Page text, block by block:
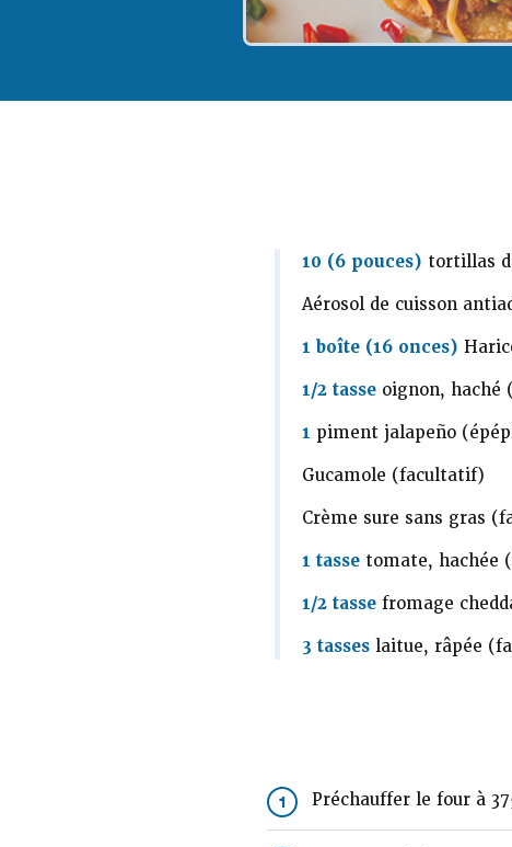
10 (6 pouces) tortillas
Aérosol de cuisson
1 boîte (16 onces)
1/2 tasse oignon,
1 piment jalapeño
Gucamole (facultatif)
Crème sure sans gras
1 tasse tomate, hachée
1/2 tasse fromage
3 tasses laitue, râpée
1 Préchauffer le four à